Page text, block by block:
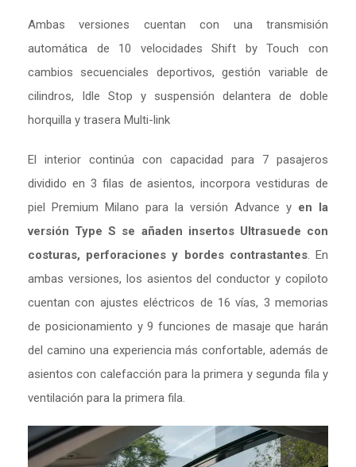
Ambas versiones cuentan con una transmisión
automática de 10 velocidades Shift by Touch con
cambios secuenciales deportivos, gestión variable de
cilindros, Idle Stop y suspensión delantera de doble
horquilla y trasera Multi-link
El interior continúa con capacidad para 7 pasajeros
dividido en 3 filas de asientos, incorpora vestiduras de
piel Premium Milano para la versión Advance y en la
versión Type S se añaden insertos Ultrasuede con
costuras, perforaciones y bordes contrastantes. En
ambas versiones, los asientos del conductor y copiloto
cuentan con ajustes eléctricos de 16 vías, 3 memorias
de posicionamiento y 9 funciones de masaje que harán
del camino una experiencia más confortable, además de
asientos con calefacción para la primera y segunda fila y
ventilación para la primera fila.